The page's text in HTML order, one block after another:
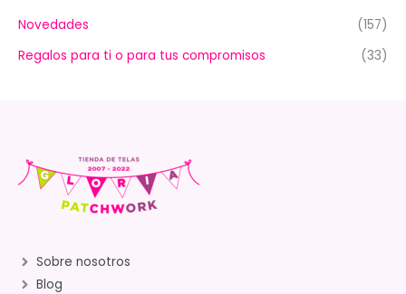
Novedades
(157)
Regalos para ti o para tus compromisos
(33)
Sobre nosotros
Blog